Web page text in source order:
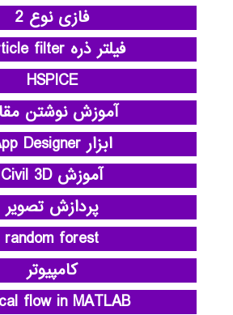
فازی نوع 2
فیلتر ذره particle filter
HSPICE
آموزش نوشتن
ابزار App Designer
آموزش Civil 3D
پردازش تصویر
random forest
کامپیوتر
flow in MATLAB